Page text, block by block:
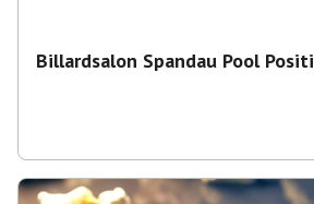
Billardsalon Spandau Pool